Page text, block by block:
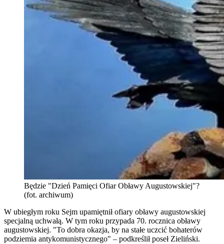
Będzie "Dzień Pamięci Ofiar Obławy Augustowskiej"?
(fot. archiwum)
W ubiegłym roku Sejm upamiętnił ofiary obławy augustowskiej
specjalną uchwałą. W tym roku przypada 70. rocznica obławy
augustowskiej. "To dobra okazja, by na stałe uczcić bohaterów
podziemia antykomunistycznego" – podkreślił poseł Zieliński.